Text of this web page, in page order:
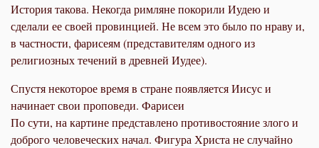
История такова. Некогда римляне покорили Иудею и
сделали ее своей провинцией. Не всем это было по нраву и,
в частности, фарисеям (представителям одного из
религиозных течений в древней Иудее).
Спустя некоторое время в стране появляется Иисус и
начинает свои проповеди. Фарисеи
По сути, на картине представлено противостояние злого и
доброго человеческих начал. Фигура Христа не случайно